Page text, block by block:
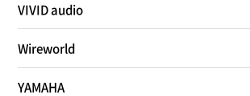
VIVID audio
Wireworld
YAMAHA